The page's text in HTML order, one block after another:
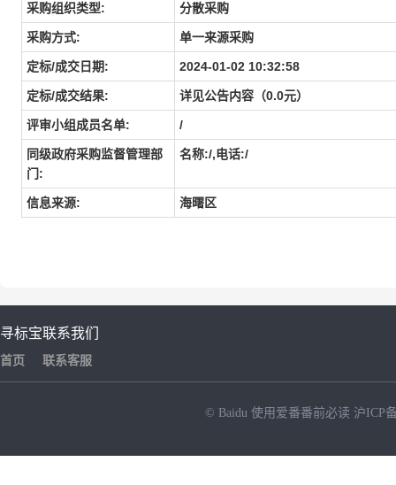
采购组织类型: 分散采购
采购方式: 单一来源采购
定标/成交日期: 2024-01-02 10:32:58
定标/成交结果: 详见公告内容（0.0元）
评审小组成员名单: /
同级政府采购监督管理部
门:
名称:/,电话:/
信息来源: 海曙区
寻标宝
首页
联系我们
联系客服
© Baidu 使用爱番番前必读 沪ICP